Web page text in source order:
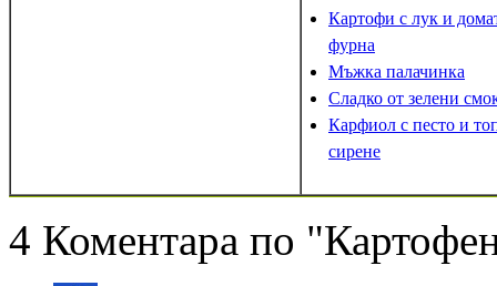
Картофи с лук и
фурна
Мъжка палачинка
Сладко от зелени
Карфиол с песто и
сирене
4 Коментара по